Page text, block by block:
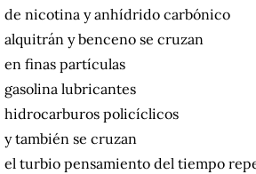
de nicotina y anhídrido carbónico
alquitrán y benceno se cruzan
en finas partículas
gasolina lubricantes
hidrocarburos policíclicos
y también se cruzan
el turbio pensamiento del tiempo